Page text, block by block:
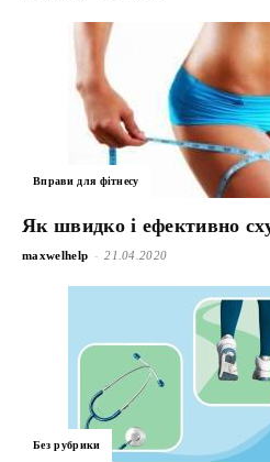
Вправи для фітнесу
Як швидко і ефективно
maxwelhelp - 21.04.2020
Без рубрики